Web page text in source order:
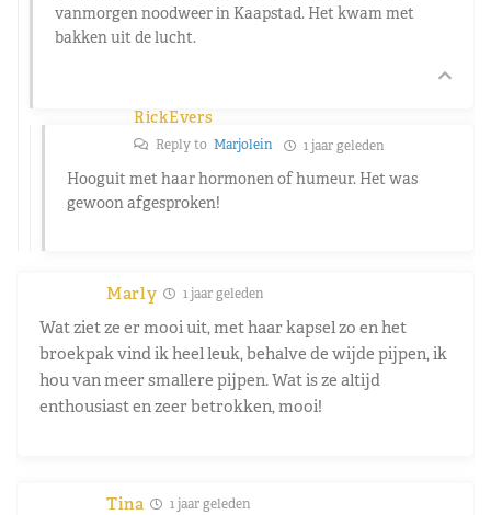
vanmorgen noodweer in Kaapstad. Het kwam met
bakken uit de lucht.
RickEvers
Reply to Marjolein 1 jaar geleden
Hooguit met haar hormonen of humeur. Het was
gewoon afgesproken!
Marly 1 jaar geleden
Wat ziet ze er mooi uit, met haar kapsel zo en het
broekpak vind ik heel leuk, behalve de wijde pijpen, ik
hou van meer smallere pijpen. Wat is ze altijd
enthousiast en zeer betrokken, mooi!
Tina 1 jaar geleden